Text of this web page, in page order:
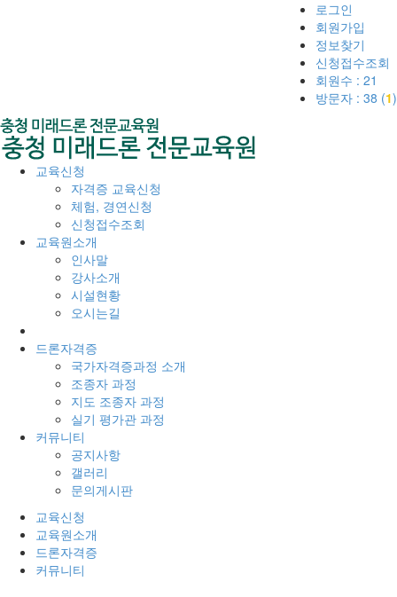
로그인
회원가입
정보찾기
신청접수조회
회원수 : 21
방문자 : 38 (1)
교육신청
자격증 교육신청
체험, 경연신청
신청접수조회
교육원소개
인사말
강사소개
시설현황
오시는길
드론자격증
국가자격증과정 소개
조종자 과정
지도 조종자 과정
실기 평가관 과정
커뮤니티
공지사항
갤러리
문의게시판
교육신청
교육원소개
드론자격증
커뮤니티